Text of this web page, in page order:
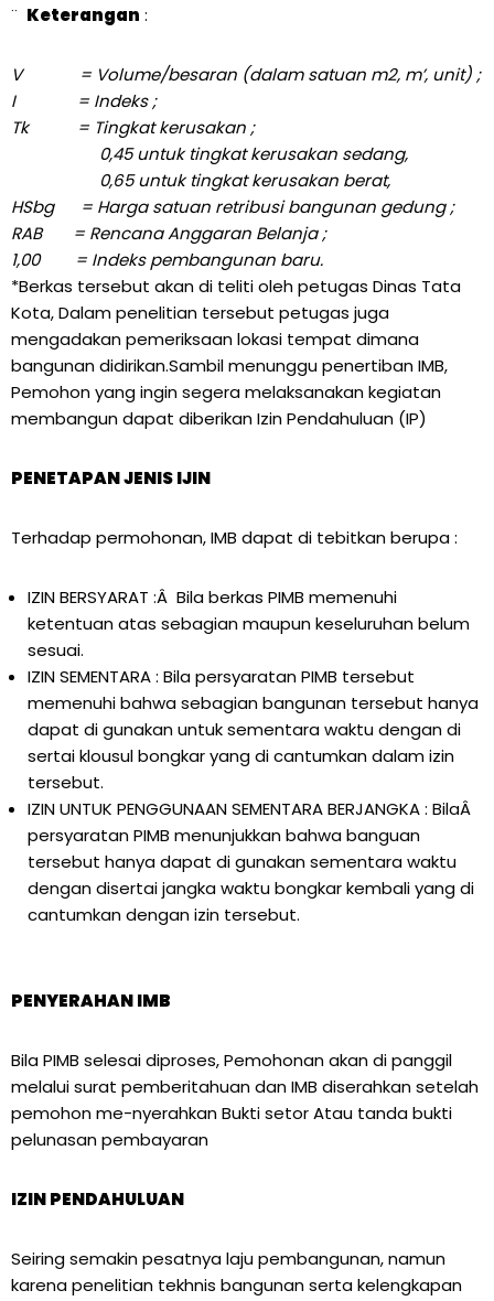
¨ Keterangan :
V = Volume/besaran (dalam satuan m2, m’, unit) ;
I = Indeks ;
Tk = Tingkat kerusakan ;
0,45 untuk tingkat kerusakan sedang,
0,65 untuk tingkat kerusakan berat,
HSbg = Harga satuan retribusi bangunan gedung ;
RAB = Rencana Anggaran Belanja ;
1,00 = Indeks pembangunan baru.
*Berkas tersebut akan di teliti oleh petugas Dinas Tata
Kota, Dalam penelitian tersebut petugas juga
mengadakan pemeriksaan lokasi tempat dimana
bangunan didirikan.Sambil menunggu penertiban IMB,
Pemohon yang ingin segera melaksanakan kegiatan
membangun dapat diberikan Izin Pendahuluan (IP)
PENETAPAN JENIS IJIN
Terhadap permohonan, IMB dapat di tebitkan berupa :
IZIN BERSYARAT :Â Bila berkas PIMB memenuhi
ketentuan atas sebagian maupun keseluruhan belum
sesuai.
IZIN SEMENTARA : Bila persyaratan PIMB tersebut
memenuhi bahwa sebagian bangunan tersebut hanya
dapat di gunakan untuk sementara waktu dengan di
sertai klousul bongkar yang di cantumkan dalam izin
tersebut.
IZIN UNTUK PENGGUNAAN SEMENTARA BERJANGKA : BilaÂ
persyaratan PIMB menunjukkan bahwa banguan
tersebut hanya dapat di gunakan sementara waktu
dengan disertai jangka waktu bongkar kembali yang di
cantumkan dengan izin tersebut.
PENYERAHAN IMB
Bila PIMB selesai diproses, Pemohonan akan di panggil
melalui surat pemberitahuan dan IMB diserahkan setelah
pemohon me-nyerahkan Bukti setor Atau tanda bukti
pelunasan pembayaran
IZIN PENDAHULUAN
Seiring semakin pesatnya laju pembangunan, namun
karena penelitian tekhnis bangunan serta kelengkapan